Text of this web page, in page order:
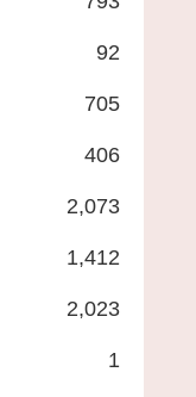
92
705
406
2,073
1,412
2,023
1